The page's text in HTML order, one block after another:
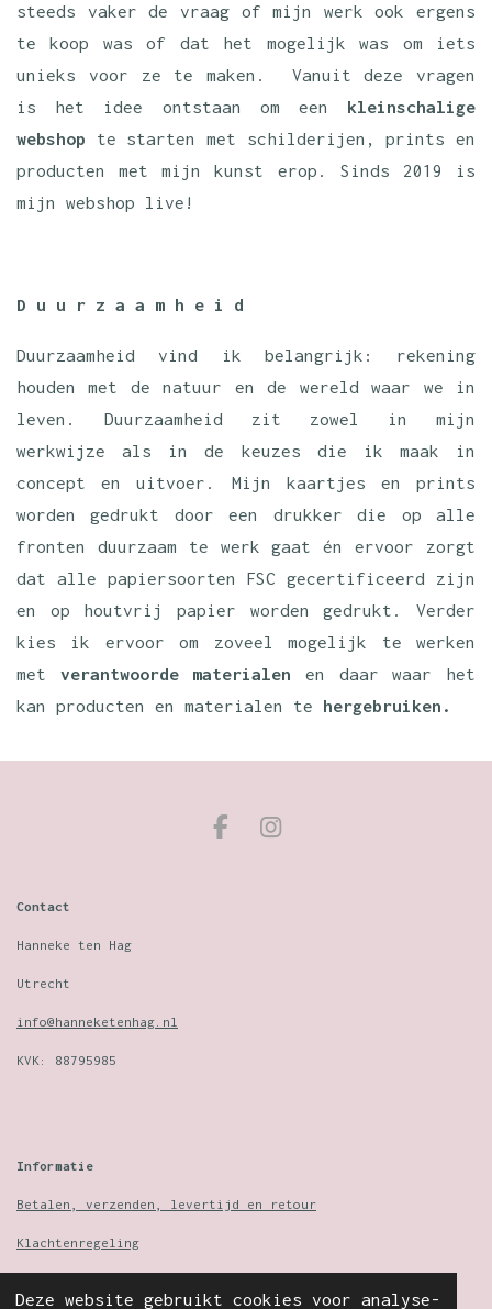
Deze website gebruikt cookies voor analyse-
steeds vaker de vraag of mijn werk ook ergens
te koop was of dat het mogelijk was om iets
unieks voor ze te maken. Vanuit deze vragen
is het idee ontstaan om een kleinschalige
webshop te starten met schilderijen, prints en
producten met mijn kunst erop. Sinds 2019 is
mijn webshop live!
D u u r z a a m h e i d
Duurzaamheid vind ik belangrijk: rekening
houden met de natuur en de wereld waar we in
leven. Duurzaamheid zit zowel in mijn
werkwijze als in de keuzes die ik maak in
concept en uitvoer. Mijn kaartjes en prints
worden gedrukt door een drukker die op alle
fronten duurzaam te werk gaat én ervoor zorgt
dat alle papiersoorten FSC gecertificeerd zijn
en op houtvrij papier worden gedrukt. Verder
kies ik ervoor om zoveel mogelijk te werken
met
verantwoorde materialen
en daar waar het
kan producten en materialen te
hergebruiken.
F
I
Contact
Hanneke ten Hag
Utrecht
info@hanneketenhag.nl
KVK: 88795985
Informatie
Betalen, verzenden, levertijd en retour
Klachtenregeling